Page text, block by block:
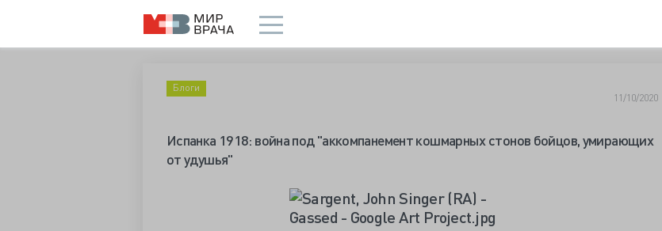
Блоги
11/10/2020
Испанка 1918: война под "аккомпанемент кошмарных стонов бойцов, умирающих
от удушья"